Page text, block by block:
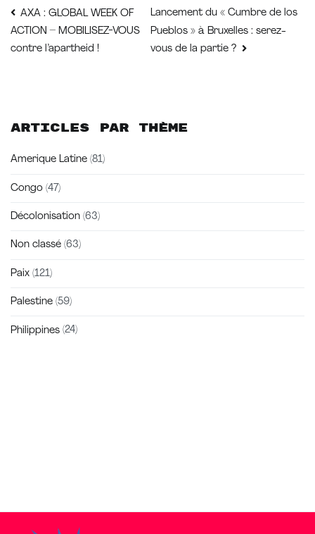
Navigation
de
AXA : GLOBAL WEEK OF
ACTION – MOBILISEZ-VOUS
contre l’apartheid !
Lancement du « Cumbre de los
Pueblos » à Bruxelles : serez-
vous de la partie ?
Articles par thème
Amerique Latine (81)
Congo (47)
Décolonisation (63)
Non classé (63)
Paix (121)
Palestine (59)
Philippines (24)